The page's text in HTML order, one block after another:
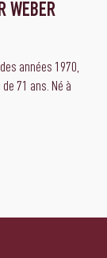
WEBER
années 1970,
71 ans. Né à